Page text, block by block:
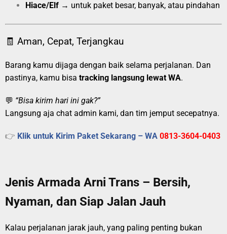
Hiace/Elf → untuk paket besar, banyak, atau pindahan
🧾 Aman, Cepat, Terjangkau
Barang kamu dijaga dengan baik selama perjalanan. Dan
pastinya, kamu bisa tracking langsung lewat WA.
💬 “Bisa kirim hari ini gak?”
Langsung aja chat admin kami, dan tim jemput secepatnya.
👉 Klik untuk Kirim Paket Sekarang – WA 0813-3604-0403
Jenis Armada Arni Trans – Bersih,
Nyaman, dan Siap Jalan Jauh
Kalau perjalanan jarak jauh, yang paling penting bukan